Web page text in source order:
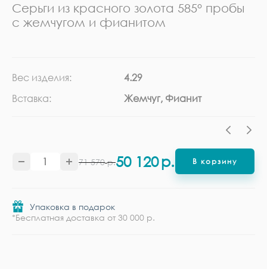
Серьги из красного золота 585° пробы
с жемчугом и фианитом
Вес изделия:
4.29
Вставка:
Жемчуг, Фианит
71 570 р.50 120р. В корзину
Упаковка в подарок
*Бесплатная доставка от 30 000 р.